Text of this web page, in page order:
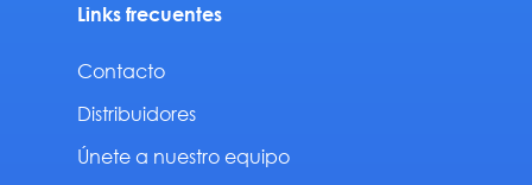
Links frecuentes
Contacto
Distribuidores
Únete a nuestro equipo